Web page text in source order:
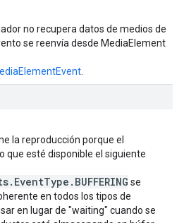
no recupera datos de medios de
se reenvía desde MediaElement
la reproducción porque el
que esté disponible el siguiente
se
en todos los tipos de
en lugar de "waiting" cuando se